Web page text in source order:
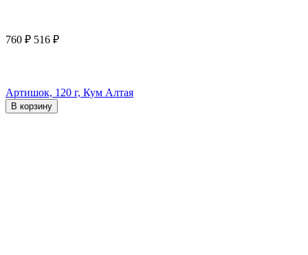
760 ₽ 516 ₽
Артишок, 120 г, Кум Алтая
В корзину